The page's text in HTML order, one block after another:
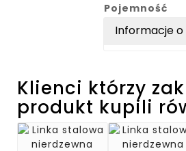
Pojemność
Informacje
Klienci którzy
produkt kupili